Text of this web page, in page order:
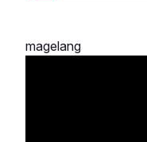
magelang